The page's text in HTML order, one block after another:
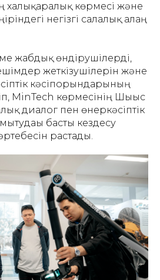
халықаралық көрмесі және
негізгі салалық алаң
жабдық өндірушілерді,
жеткізушілерін және
кәсіпорындарының
MinTech көрмесінің Шығыс
диалог пен өнеркәсіптік
басты кездесу
растады.